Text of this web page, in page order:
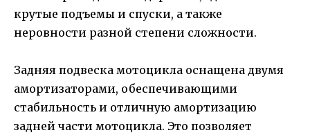
крутые подъемы и спуски, а также
неровности разной степени сложности.
Задняя подвеска мотоцикла оснащена двумя
амортизаторами, обеспечивающими
стабильность и отличную амортизацию
задней части мотоцикла. Это позволяет